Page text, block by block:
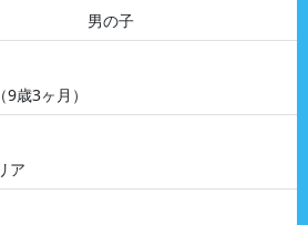
男の子
歳3ヶ月）
ア